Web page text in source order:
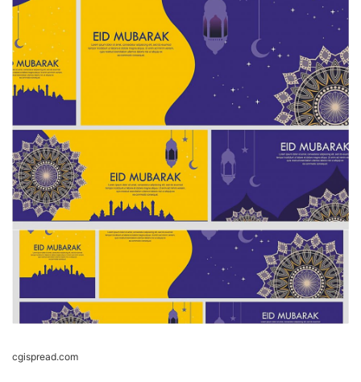
cgispread.com